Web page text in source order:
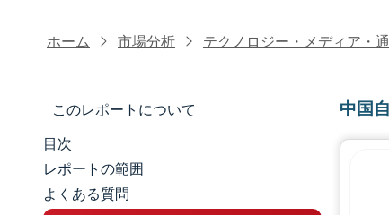
ホーム 市場分析 テクノロジー・メディア・
このレポートについて
マーケットスナップショット
市場概要
目次
レポートの範囲
よくある質問
中国